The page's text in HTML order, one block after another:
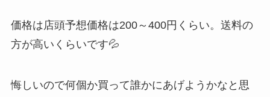
価格は店頭予想価格は200～400円くらい。送料の
方が高いくらいです💦
悔しいので何個か買って誰かにあげようかなと思